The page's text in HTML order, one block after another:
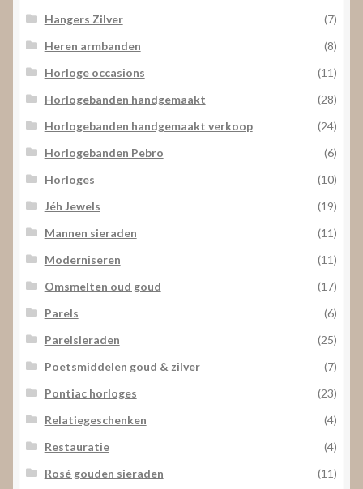
Hangers Zilver
(7)
Heren armbanden
(8)
Horloge occasions
(11)
Horlogebanden handgemaakt
(28)
Horlogebanden handgemaakt verkoop
(24)
Horlogebanden Pebro
(6)
Horloges
(10)
Jéh Jewels
(19)
Mannen sieraden
(11)
Moderniseren
(11)
Omsmelten oud goud
(17)
Parels
(6)
Parelsieraden
(25)
Poetsmiddelen goud & zilver
(7)
Pontiac horloges
(23)
Relatiegeschenken
(4)
Restauratie
(4)
Rosé gouden sieraden
(11)